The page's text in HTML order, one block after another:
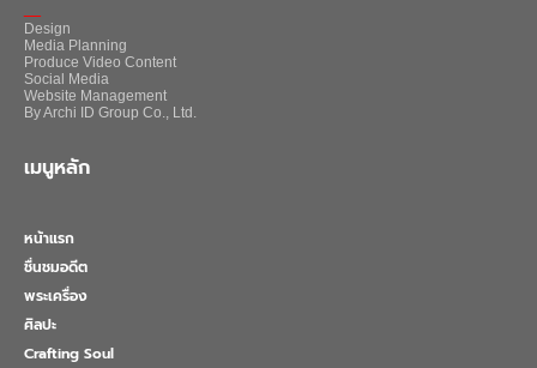
Design
Media Planning
Produce Video Content
Social Media
Website Management
By Archi ID Group Co., Ltd.
เมนูหลัก
หน้าแรก
ชื่นชมอดีต
พระเครื่อง
ศิลปะ
Crafting Soul